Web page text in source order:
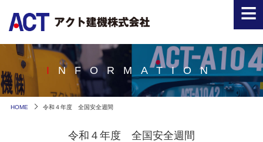
INFORMATION
HOME 令和４年度 全国安全週間
令和４年度 全国安全週間
≡